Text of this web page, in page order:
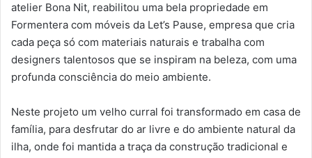
atelier Bona Nit, reabilitou uma bela propriedade em
Formentera com móveis da Let’s Pause, empresa que cria
cada peça só com materiais naturais e trabalha com
designers talentosos que se inspiram na beleza, com uma
profunda consciência do meio ambiente.
Neste projeto um velho curral foi transformado em casa de
família, para desfrutar do ar livre e do ambiente natural da
ilha, onde foi mantida a traça da construção tradicional e